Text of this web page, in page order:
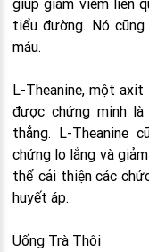
giúp giảm viêm liên
tiểu đường. Nó
máu.
L-Theanine, một
được chứng minh
thẳng. L-Theanine
chứng lo lắng và
thể cải thiện các
huyết áp.
Uống Trà Thôi